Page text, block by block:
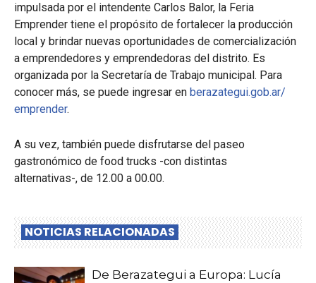
impulsada por el intendente Carlos Balor, la Feria
Emprender tiene el propósito de fortalecer la producción
local y brindar nuevas oportunidades de comercialización
a emprendedores y emprendedoras del distrito. Es
organizada por la Secretaría de Trabajo municipal. Para
conocer más, se puede ingresar en berazategui.gob.ar/
emprender.
A su vez, también puede disfrutarse del paseo
gastronómico de food trucks -con distintas
alternativas-, de 12.00 a 00.00.
NOTICIAS RELACIONADAS
De Berazategui a Europa: Lucía